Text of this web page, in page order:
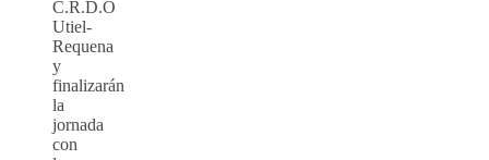
C.R.D.O
Utiel-
Requena
y
finalizarán
la
jornada
con